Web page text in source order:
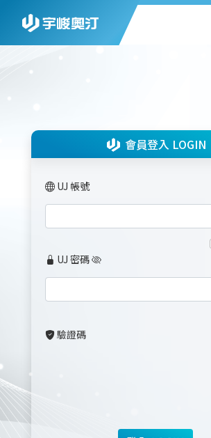
會員登入 LOGIN
UJ 帳號
UJ 密碼
驗證碼